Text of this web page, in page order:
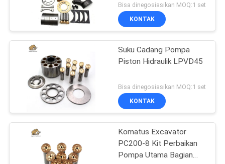
Bisa dinegosiasikan MOQ:1 set
KONTAK
Suku Cadang Pompa
Piston Hidraulik LPVD45
Bisa dinegosiasikan MOQ:1 set
KONTAK
Komatus Excavator
PC200-8 Kit Perbaikan
Pompa Utama Bagian